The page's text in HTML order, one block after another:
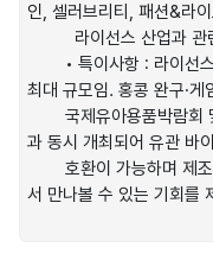
인, 셀러브리티, 패션&라
최대 규모임. 홍콩 완구·게
과 동시 개최되어 유관 바
서 만나볼 수 있는 기회를